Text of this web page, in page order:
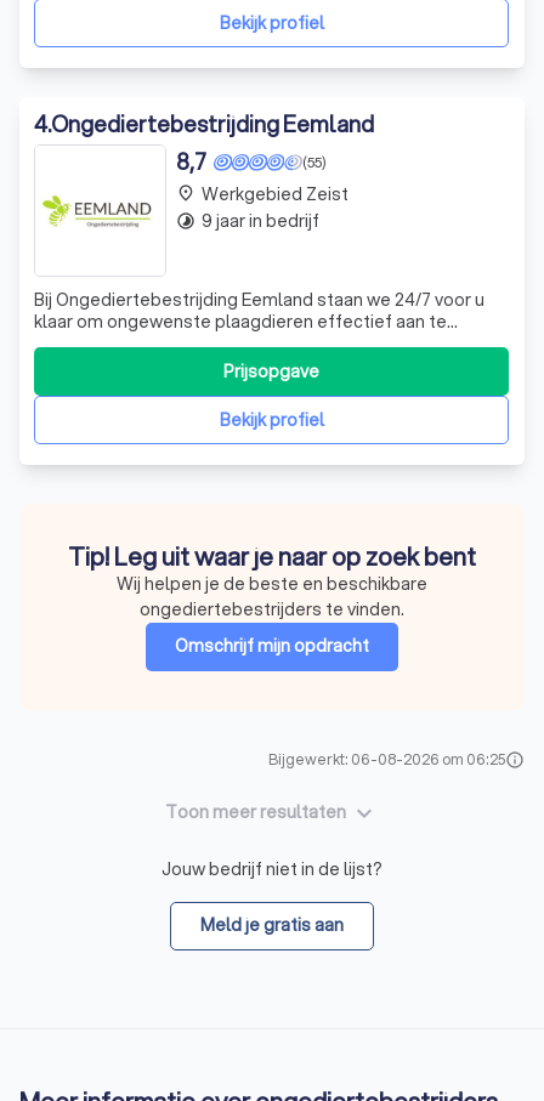
bieden uitgebreide inforBekijk profiel
4.Ongediertebestrijding Eemland
(55)
8,7
Bij Ongediertebestrijding Eemland staan we 24/7 voor u
klaar om ongewenste plaagdieren effectief aan te
pakken. Mijn naam is Bob Wilson, en als gediplomeerd
bestrijdingsdeskundige en bouwkundig inspecteur
monumenten, bied ik u niet alleen deskundige bestrijding,
maar ook waardevol advies over de bou
Bekijk profiel
Prijsopgave
place Werkgebied Zeist
timelapse 9 jaar in bedrijf
Tip! Leg uit waar je naar op zoek bent
Wij helpen je de beste en beschikbare
ongediertebestrijders te vinden.
Omschrijf mijn opdracht
Bijgewerkt: 06-08-2026 om 06:25info
Toon meer resultaten keyboard_arrow_down
Jouw bedrijf niet in de lijst?
Meld je gratis aan